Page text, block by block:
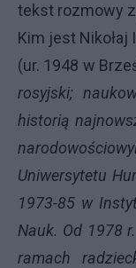
tekst rozmowy
Kim jest Nikołaj
(ur. 1948 w
rosyjski;
historią
Uniwersytetu
1973-85 w
Nauk. Od 1978
ramach